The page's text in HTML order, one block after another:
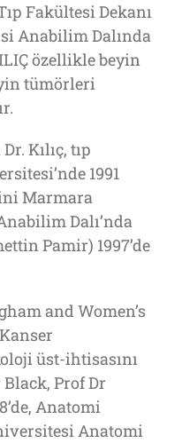
Fakültesi Dekanı
Anabilim Dalında
özellikle beyin
tümörleri
Kılıç, tıp
1991
Marmara
Dalı’nda
Pamir) 1997’de
and Women’s
üst-ihtisasını
Prof Dr
Anatomi
Anatomi